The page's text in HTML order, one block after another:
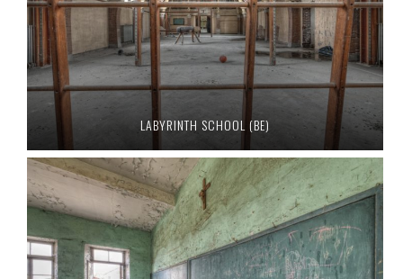
LABYRINTH SCHOOL (BE)